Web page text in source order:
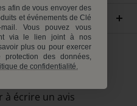
à écrire un avis
afin de vous envoyer des
et événements de Clé
Vous pouvez vous
via le lien joint à nos
plus ou pour exercer
des données,
de confidentialité.